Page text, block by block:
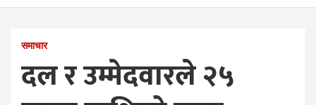
समाचार
दल र उम्मेदवारले २५